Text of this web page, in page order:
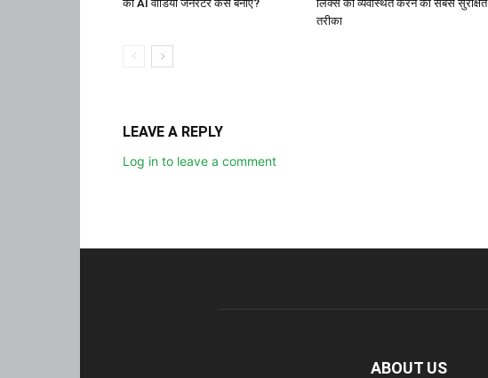
का AI वीडियो जनरेटर कैसे बनाएं?
लिंक्स को व्यवस्थित करने का सबसे सुरक्षित
तरीका
LEAVE A REPLY
Log in to leave a comment
ABOUT US